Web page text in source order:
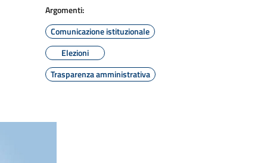
Argomenti:
Comunicazione istituzionale
Elezioni
Trasparenza amministrativa